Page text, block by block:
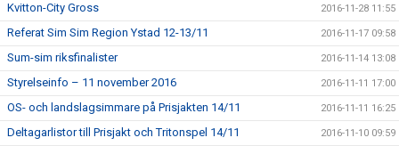
Kvitton-City Gross 2016-11-28 11:55
Referat Sim Sim Region Ystad 12-13/11 2016-11-17 09:58
Sum-sim riksfinalister 2016-11-14 13:08
Styrelseinfo – 11 november 2016 2016-11-11 17:00
OS- och landslagsimmare på Prisjakten 14/11 2016-11-11 16:25
Deltagarlistor till Prisjakt och Tritonspel 14/11 2016-11-10 09:59